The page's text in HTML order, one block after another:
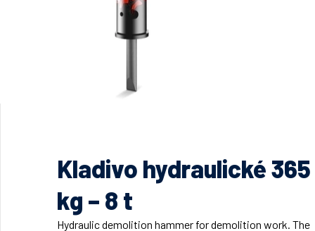
Kladivo hydraulické 365
kg – 8 t
Hydraulic demolition hammer for demolition work. The